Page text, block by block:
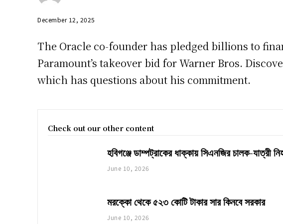
December 12, 2025
The Oracle co-founder has pledged billions to
Paramount’s takeover bid for Warner Bros.
which has questions about his commitment.
Check out our other content
হবিগঞ্জে ডাম্পট্রাকের ধাক্কায় সিএনজির চালক-যাত্রী
June 10, 2026
মরক্কো থেকে ৫২৩ কোটি টাকার সার কিনবে সরকার
June 10, 2026